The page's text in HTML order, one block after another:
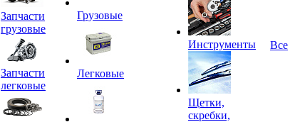
Запчасти
грузовые
Запчасти
легковые
Грузовые
Легковые
Инструменты
Щетки,
скребки,
Все